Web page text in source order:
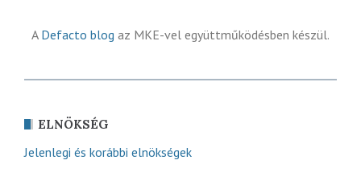
A Defacto blog az MKE-vel együttműködésben készül.
ELNÖKSÉG
Jelenlegi és korábbi elnökségek